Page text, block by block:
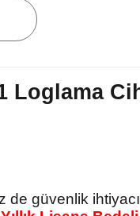
Loglama
güvenlik